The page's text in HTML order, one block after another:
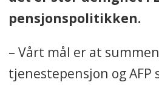
pensjonspolitikken.
– Vårt mål er at
tjenestepensjon og AFP